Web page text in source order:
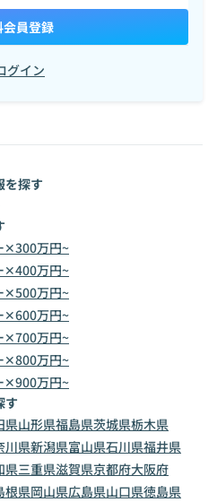
会員登録
グイン
を探す
✕300万円~
✕400万円~
✕500万円~
✕600万円~
✕700万円~
✕800万円~
✕900万円~
す
県山形県福島県茨城県栃木県
川県新潟県富山県石川県福井県
県三重県滋賀県京都府大阪府
根県岡山県広島県山口県徳島県